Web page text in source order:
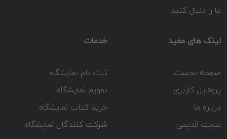
ما را دنبال کنید
لینک های مفید
صفحه نخست
پروفایل کاربری
درباره ما
سایت قدیمی
خدمات
ثبت نام نمایشگاه
تقویم نمایشگاه
خرید کتاب نمایشگاه
شرکت کنندگان نمایشگاه